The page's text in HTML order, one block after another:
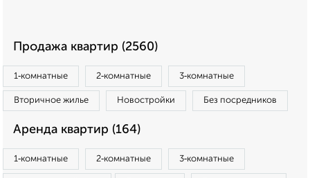
Продажа квартир (2560)
1‑комнатные 2‑комнатные 3‑комнатные
Вторичное жилье Новостройки Без посредников
Аренда квартир (164)
1‑комнатные 2‑комнатные 3‑комнатные